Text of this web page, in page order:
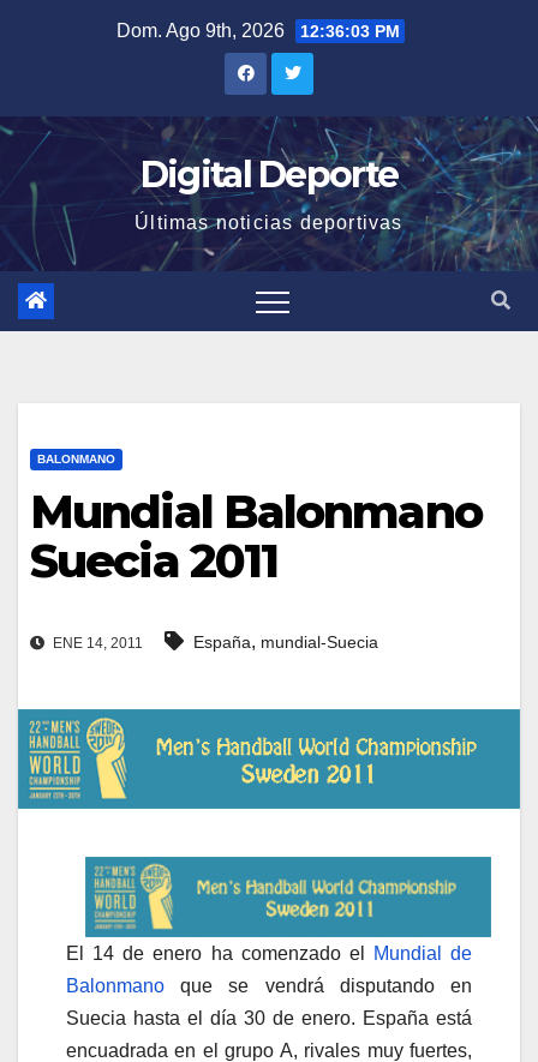
Dom. Ago 9th, 2026 12:36:03 PM
Digital Deporte
Últimas noticias deportivas
BALONMANO
Mundial Balonmano
Suecia 2011
ENE 14, 2011 España, mundial-Suecia
El 14 de enero ha comenzado el
Mundial de
Balonmano que se vendrá disputando en
Suecia hasta el día 30 de enero. España está
encuadrada en el grupo A, rivales muy fuertes,